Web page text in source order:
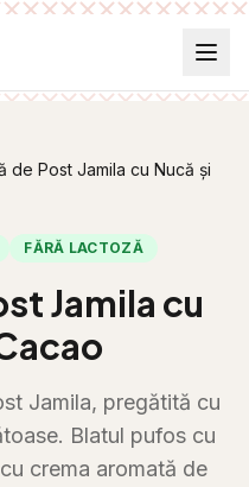
de Post Jamila cu Nucă și
FĂRĂ LACTOZĂ
Jamila cu
Jamila, pregătită cu
Blatul pufos cu
crema aromată de